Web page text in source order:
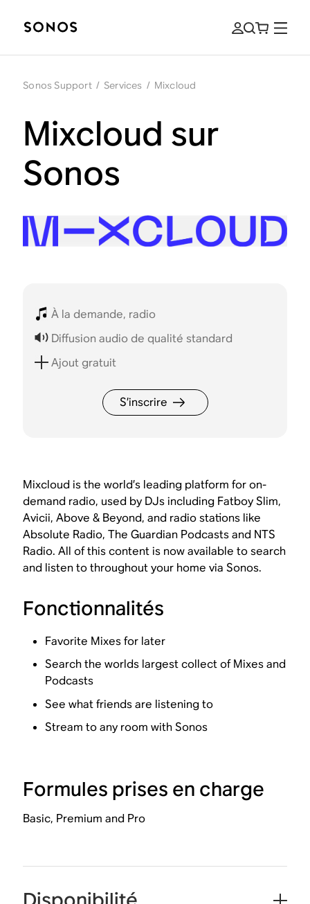
Sonos Support / Services / Mixcloud
Mixcloud sur
Sonos
À la demande, radio
Diffusion audio de qualité standard
Ajout gratuit
S’inscrire
Mixcloud is the world’s leading platform for on-
demand radio, used by DJs including Fatboy Slim,
Avicii, Above & Beyond, and radio stations like
Absolute Radio, The Guardian Podcasts and NTS
Radio. All of this content is now available to search
and listen to throughout your home via Sonos.
Fonctionnalités
Favorite Mixes for later
Search the worlds largest collect of Mixes and
Podcasts
See what friends are listening to
Stream to any room with Sonos
Formules prises en charge
Basic, Premium and Pro